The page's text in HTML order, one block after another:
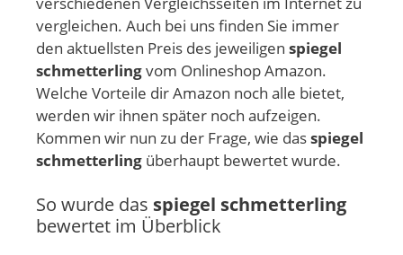
vergleichen. Auch bei uns finden Sie immer
den aktuellsten Preis des jeweiligen spiegel
schmetterlingvom Onlineshop Amazon.
Welche Vorteile dir Amazon noch alle bietet,
werden wir ihnen später noch aufzeigen.
Kommen wir nun zu der Frage, wie dasspiegel
schmetterling überhaupt bewertet wurde.
So wurde das spiegel schmetterling
bewertet im Überblick